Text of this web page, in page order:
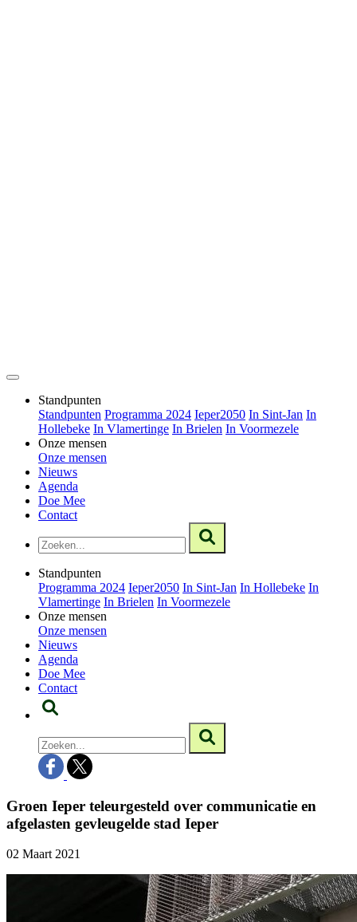
Standpunten
Standpunten Programma 2024 Ieper2050 In Sint-Jan In
Hollebeke In Vlamertinge In Brielen In Voormezele
Onze mensen
Onze mensen
Nieuws
Agenda
Doe Mee
Contact
Standpunten
Programma 2024 Ieper2050 In Sint-Jan In Hollebeke In
Vlamertinge In Brielen In Voormezele
Onze mensen
Onze mensen
Nieuws
Agenda
Doe Mee
Contact
Groen Ieper teleurgesteld over communicatie en
afgelasten gevleugelde stad Ieper
02 Maart 2021